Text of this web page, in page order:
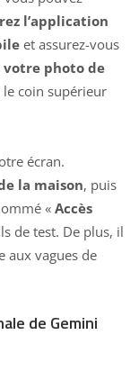
l’application
et assurez-vous
votre photo de
le coin supérieur
écran.
la maison, puis
« Accès
de test. De plus, il
aux vagues de
de Gemini